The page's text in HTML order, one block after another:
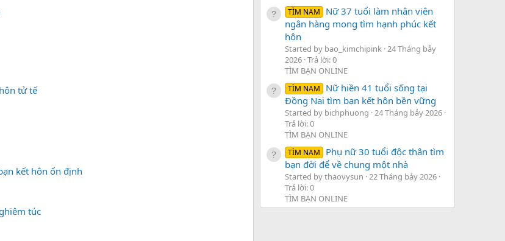
tử tế
kết hôn ổn định
túc
TÌM NAM
Nữ 37 tuổi làm nhân viên
ngân hàng mong tìm hạnh phúc kết
hôn
Started by bao_kimchipink 24 Tháng bảy
2026 Trả lời: 0
TÌM BẠN ONLINE
TÌM NAM
Nữ hiền 41 tuổi sống tại
Đồng Nai tìm bạn kết hôn bền vững
Started by bichphuong 24 Tháng bảy 2026
Trả lời: 0
TÌM BẠN ONLINE
TÌM NAM
Phụ nữ 30 tuổi độc thân tìm
bạn đời để về chung một nhà
Started by thaovysun 22 Tháng bảy 2026
Trả lời: 0
TÌM BẠN ONLINE